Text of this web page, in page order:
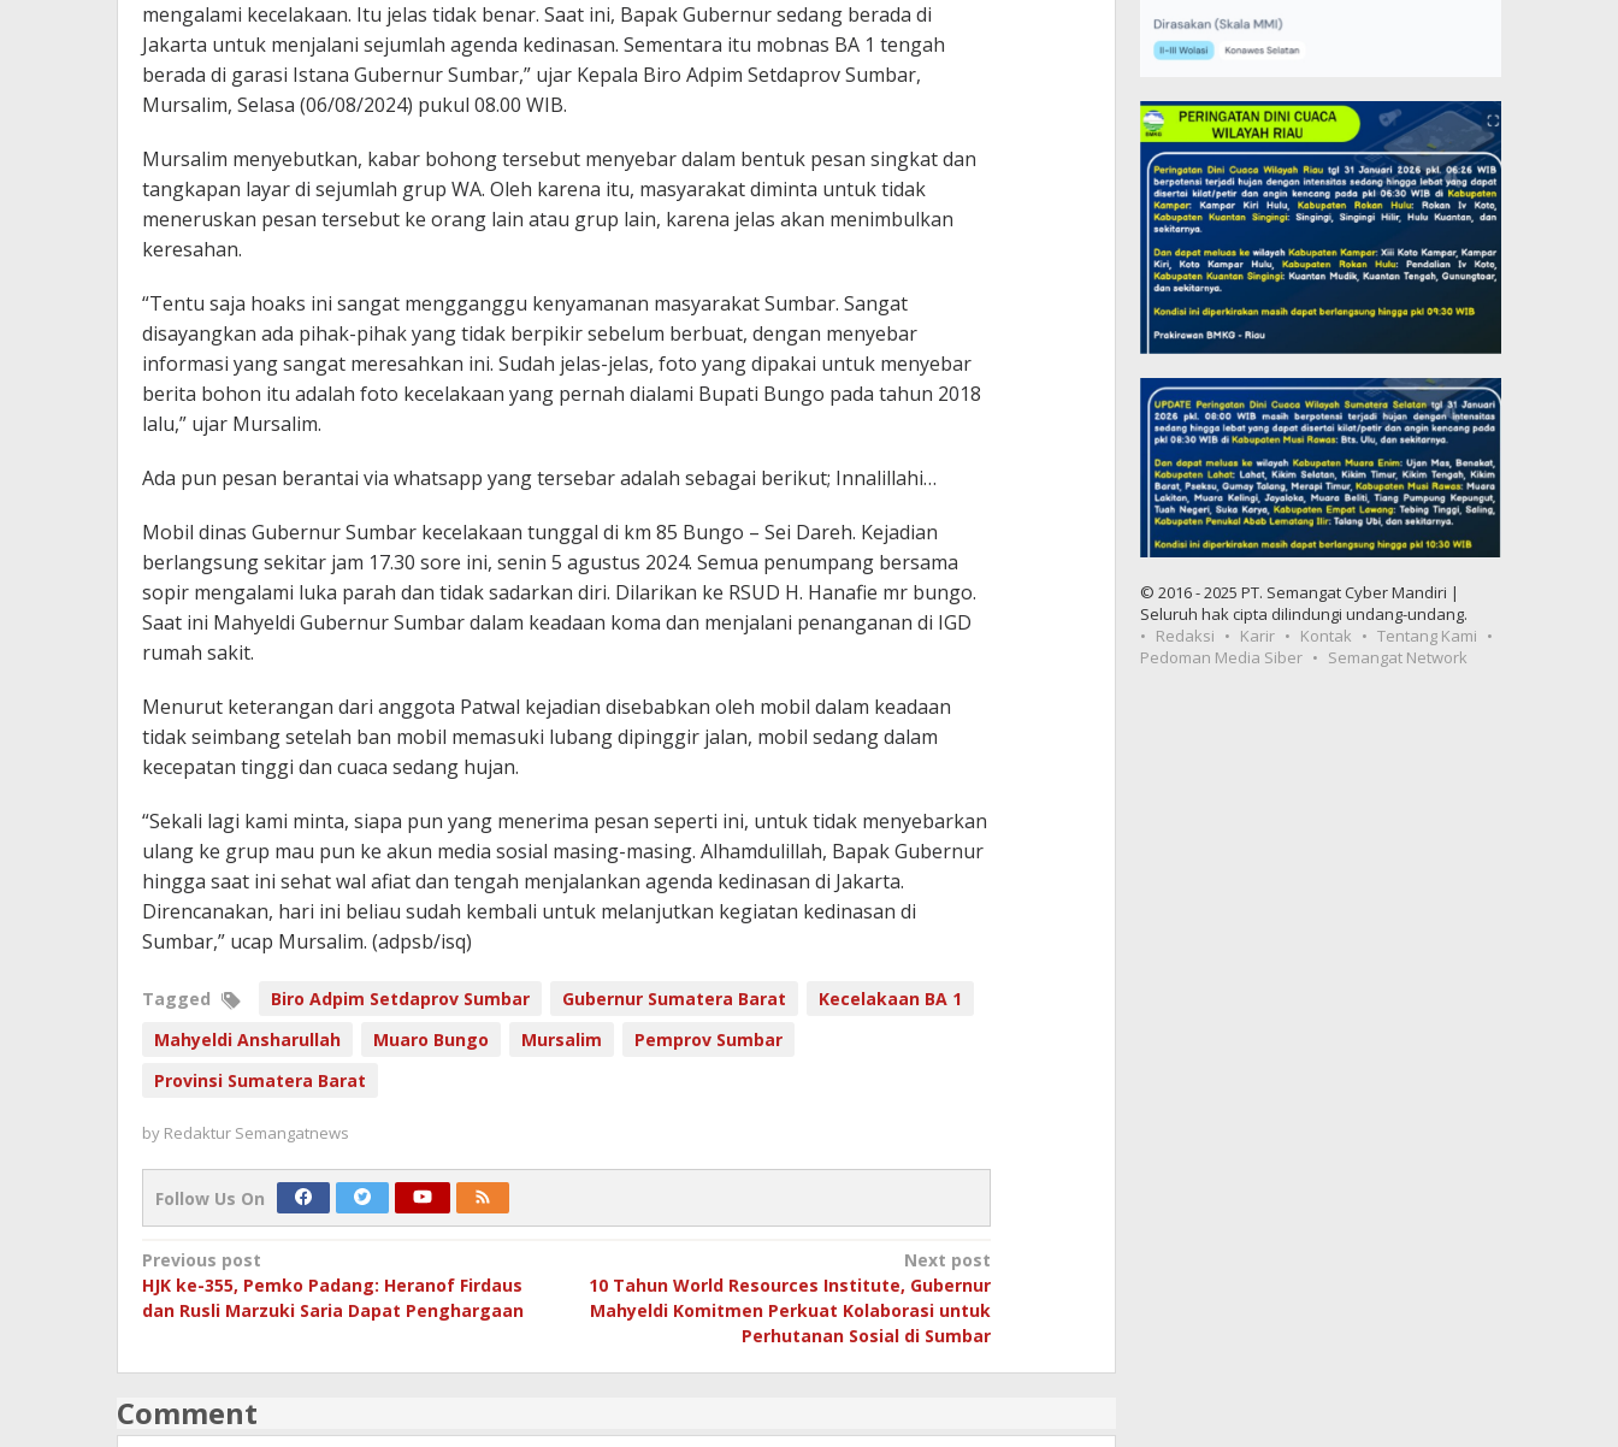
mengalami kecelakaan. Itu jelas tidak benar. Saat ini, Bapak Gubernur sedang berada di
Jakarta untuk menjalani sejumlah agenda kedinasan. Sementara itu mobnas BA 1 tengah
berada di garasi Istana Gubernur Sumbar,” ujar Kepala Biro Adpim Setdaprov Sumbar,
Mursalim, Selasa (06/08/2024) pukul 08.00 WIB.
Mursalim menyebutkan, kabar bohong tersebut menyebar dalam bentuk pesan singkat dan
tangkapan layar di sejumlah grup WA. Oleh karena itu, masyarakat diminta untuk tidak
meneruskan pesan tersebut ke orang lain atau grup lain, karena jelas akan menimbulkan
keresahan.
“Tentu saja hoaks ini sangat mengganggu kenyamanan masyarakat Sumbar. Sangat
disayangkan ada pihak-pihak yang tidak berpikir sebelum berbuat, dengan menyebar
informasi yang sangat meresahkan ini. Sudah jelas-jelas, foto yang dipakai untuk menyebar
berita bohon itu adalah foto kecelakaan yang pernah dialami Bupati Bungo pada tahun 2018
lalu,” ujar Mursalim.
Ada pun pesan berantai via whatsapp yang tersebar adalah sebagai berikut; Innalillahi…
Mobil dinas Gubernur Sumbar kecelakaan tunggal di km 85 Bungo – Sei Dareh. Kejadian
berlangsung sekitar jam 17.30 sore ini, senin 5 agustus 2024. Semua penumpang bersama
sopir mengalami luka parah dan tidak sadarkan diri. Dilarikan ke RSUD H. Hanafie mr bungo.
Saat ini Mahyeldi Gubernur Sumbar dalam keadaan koma dan menjalani penanganan di IGD
rumah sakit.
Menurut keterangan dari anggota Patwal kejadian disebabkan oleh mobil dalam keadaan
tidak seimbang setelah ban mobil memasuki lubang dipinggir jalan, mobil sedang dalam
kecepatan tinggi dan cuaca sedang hujan.
“Sekali lagi kami minta, siapa pun yang menerima pesan seperti ini, untuk tidak menyebarkan
ulang ke grup mau pun ke akun media sosial masing-masing. Alhamdulillah, Bapak Gubernur
hingga saat ini sehat wal afiat dan tengah menjalankan agenda kedinasan di Jakarta.
Direncanakan, hari ini beliau sudah kembali untuk melanjutkan kegiatan kedinasan di
Sumbar,” ucap Mursalim. (adpsb/isq)
Tagged Biro Adpim Setdaprov Sumbar Gubernur Sumatera Barat
Kecelakaan BA 1
Mahyeldi Ansharullah
Muaro Bungo Mursalim
Pemprov Sumbar
Provinsi Sumatera Barat
by Redaktur Semangatnews
Follow Us On
Post
navigation
Previous post
HJK ke-355, Pemko Padang: Heranof Firdaus
dan Rusli Marzuki Saria Dapat Penghargaan
Next post
10 Tahun World Resources Institute, Gubernur
Mahyeldi Komitmen Perkuat Kolaborasi untuk
Perhutanan Sosial di Sumbar
Comment
© 2016 - 2025 PT. Semangat Cyber Mandiri |
Seluruh hak cipta dilindungi undang-undang.
Redaksi
Karir Kontak
Tentang Kami
Pedoman Media Siber
Semangat Network